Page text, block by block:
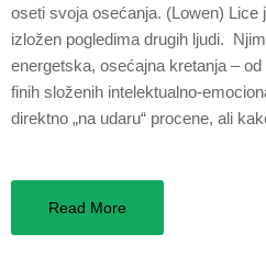
oseti svoja osećanja. (Lowen) Lice
izložen pogledima drugih ljudi.
energetska, osećajna kretanja –
finih složenih intelektualno-
direktno „na udaru“ procene, ali
Read More